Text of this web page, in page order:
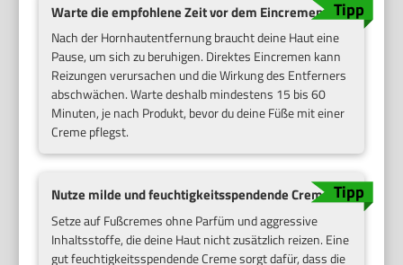
Warte die empfohlene Zeit vor dem Eincremen ab
Nach der Hornhautentfernung braucht deine Haut eine
Pause, um sich zu beruhigen. Direktes Eincremen kann
Reizungen verursachen und die Wirkung des Entferners
abschwächen. Warte deshalb mindestens 15 bis 60
Minuten, je nach Produkt, bevor du deine Füße mit einer
Creme pflegst.
Nutze milde und feuchtigkeitsspendende Cremes
Setze auf Fußcremes ohne Parfüm und aggressive
Inhaltsstoffe, die deine Haut nicht zusätzlich reizen. Eine
gut feuchtigkeitsspendende Creme sorgt dafür, dass die